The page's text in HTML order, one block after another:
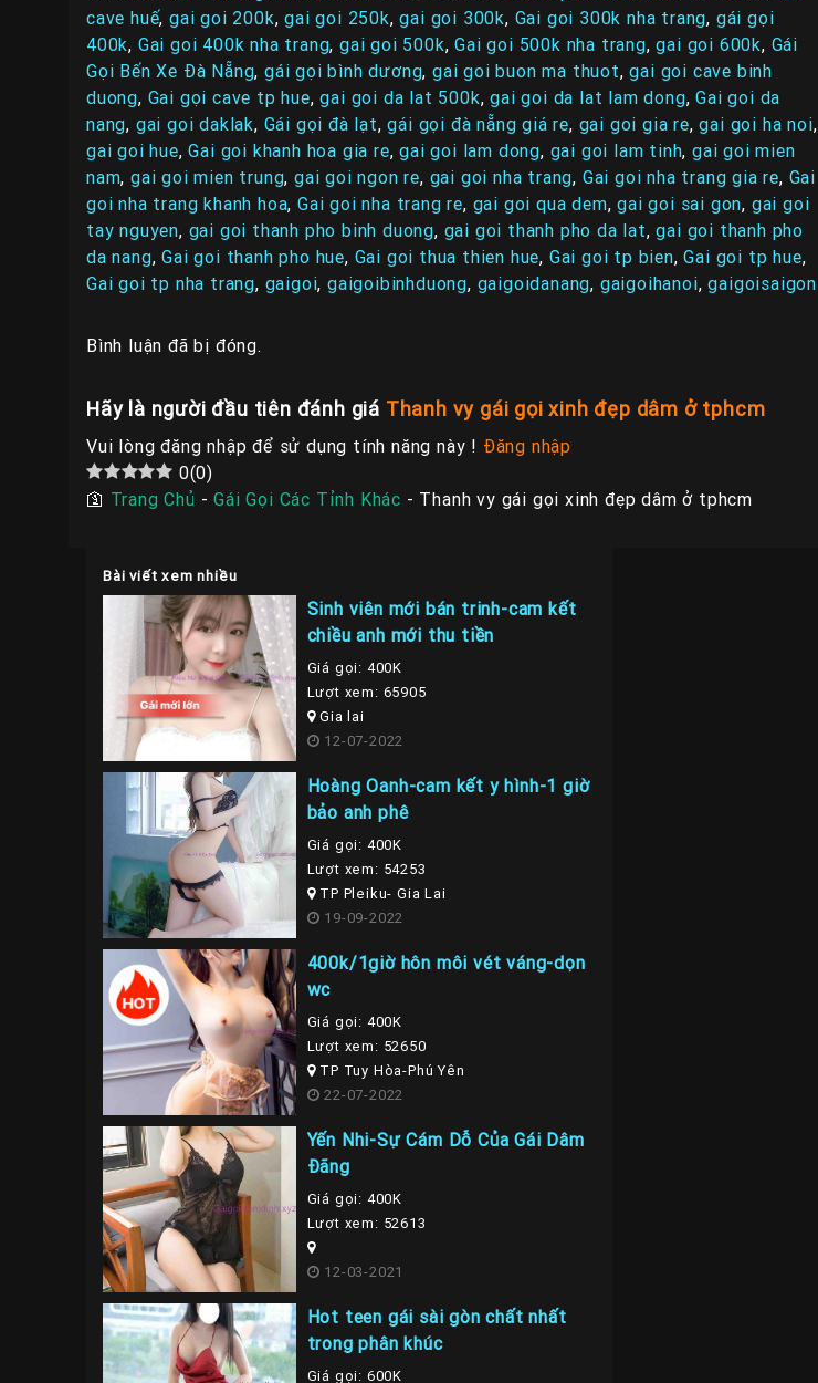
cave huế,gai goi 200k,gai goi 250k,gai goi 300k, Gai goi 300k nha trang, gái gọi
400k, Gai goi 400k nha trang,gai goi 500k,Gai goi 500k nha trang,gai goi 600k, Gái
Gọi Bến Xe Đà Nẵng,gái gọi bình dương,gai goi buon ma thuot,gai goi cave binh
duong, Gai gọi cave tp hue,gai goi da lat 500k,gai goi da lat lam dong,Gai goi da
nang, gai goi daklak, Gái gọi đà lạt,gái gọi đà nẵng giá re, gai goi gia re,gai goi ha noi,
gai goi hue,Gai goi khanh hoa gia re,gai goi lam dong, gai goi lam tinh,gai goi mien
nam,gai goi mien trung,gai goi ngon re, gai goi nha trang, Gai goi nha trang gia re, Gai
goi nha trang khanh hoa,Gai goi nha trang re, gai goi qua dem,gai goi sai gon, gai goi
tay nguyen, gai goi thanh pho binh duong, gai goi thanh pho da lat,gai goi thanh pho
da nang,Gai goi thanh pho hue, Gai goi thua thien hue, Gai goi tp bien,Gai goi tp hue,
Gai goi tp nha trang, gaigoi,gaigoibinhduong, gaigoidanang, gaigoihanoi,gaigoisaigon
Bình luận đã bị đóng.
Hãy là người đầu tiên đánh giá Thanh vy gái gọi xinh đẹp dâm ở tphcm
Vui lòng đăng nhập để sử dụng tính năng này ! Đăng nhập
0(0)
🛐 Trang Chủ -Gái Gọi Các Tỉnh Khác - Thanh vy gái gọi xinh đẹp dâm ở tphcm
Bài viết xem nhiều
Sinh viên mới bán trinh-cam kết
chiều anh mới thu tiền
Giá gọi: 400K
Lượt xem: 65905
Gia lai
12-07-2022
Hoàng Oanh-cam kết y hình-1 giờ
bảo anh phê
Giá gọi: 400K
Lượt xem: 54253
TP Pleiku- Gia Lai
19-09-2022
400k/1giờ hôn môi vét váng-dọn
wc
Giá gọi: 400K
Lượt xem: 52650
TP Tuy Hòa-Phú Yên
22-07-2022
Yến Nhi-Sự Cám Dỗ Của Gái Dâm
Đãng
Giá gọi: 400K
Lượt xem: 52613
12-03-2021
Hot teen gái sài gòn chất nhất
trong phân khúc
Giá gọi: 600K